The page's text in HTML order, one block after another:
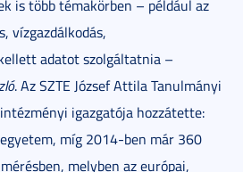
is több témakörben – például az
vízgazdálkodás,
adatot szolgáltatnia –
. Az SZTE József Attila Tanulmányi
igazgatója hozzátette:
míg 2014-ben már 360
melyben az európai,